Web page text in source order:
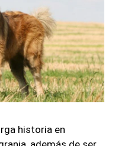
historia en